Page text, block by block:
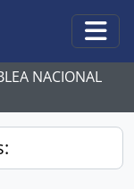
NACIONAL